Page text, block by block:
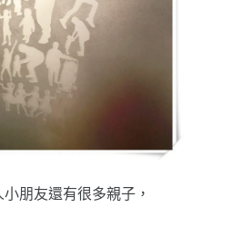
朋友還有很多親子，